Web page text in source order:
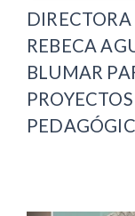
REBECA
BLUMAR